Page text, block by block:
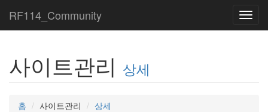
RF114_Community
사이트관리 상세
홈 사이트관리 상세